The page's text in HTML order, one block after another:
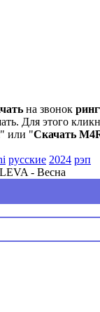
на звонок
Для этого
" или "Скачать
русские 2024 рэп
- Весна